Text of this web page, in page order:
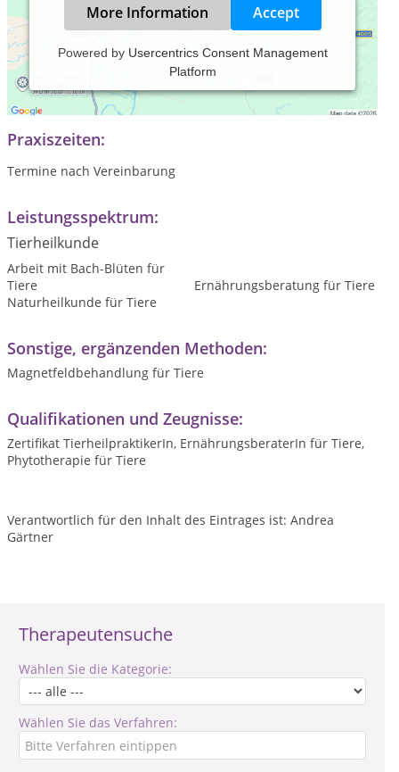
Therapeutensuche
Wählen Sie die Kategorie:
Wählen Sie das Verfahren:
More Information Accept
Powered by Usercentrics Consent Management
Platform
Mobile Tierheilpraktikerin im Raum Freystadt, Mühlhausen,
Neumarkt (Oberpfalz)
Praxiszeiten:
Termine nach Vereinbarung
Leistungsspektrum:
Tierheilkunde
Arbeit mit Bach-Blüten für
Tiere
Ernährungsberatung für Tiere
Naturheilkunde für Tiere
Sonstige, ergänzenden Methoden:
Magnetfeldbehandlung für Tiere
Qualifikationen und Zeugnisse:
Zertifikat TierheilpraktikerIn, ErnährungsberaterIn für Tiere,
Phytotherapie für Tiere
Verantwortlich für den Inhalt des Eintrages ist: Andrea
Gärtner